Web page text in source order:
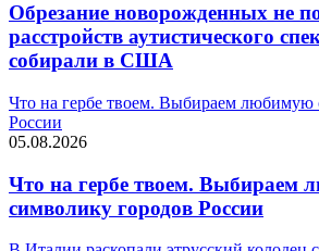
Обрезание новорожденных не
расстройств аутистического
собирали в США
Что на гербе твоем. Выбираем любимую
России
05.08.2026
Что на гербе твоем. Выбираем
символику городов России